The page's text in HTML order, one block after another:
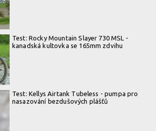
Test: Rocky Mountain Slayer 730 MSL -
kanadská kultovka se 165mm zdvihu
Test: Kellys Airtank Tubeless - pumpa pro
nasazování bezdušových plášťů